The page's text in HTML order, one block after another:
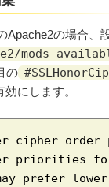
Apache2の場合、
mods-
の
にします。
cipher order
priorities
prefer